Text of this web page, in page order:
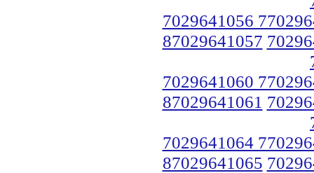
7029641056
87029641057
7029641060
87029641061
7029641064
87029641065